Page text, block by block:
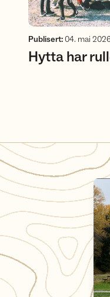
Publisert:04. mai
Hytta har